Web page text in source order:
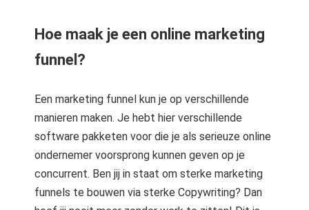
Hoe maak je een online marketing
funnel?
Een marketing funnel kun je op verschillende
manieren maken. Je hebt hier verschillende
software pakketen voor die je als serieuze online
ondernemer voorsprong kunnen geven op je
concurrent. Ben jij in staat om sterke marketing
funnels te bouwen via sterke Copywriting? Dan